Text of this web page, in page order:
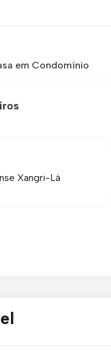
em Condomínio
Xangri-Lá